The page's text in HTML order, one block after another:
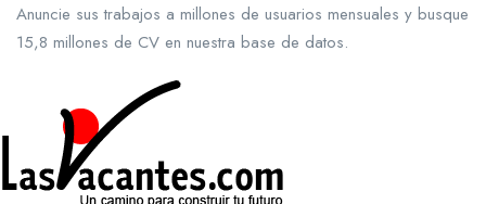
Anuncie sus trabajos a millones de usuarios mensuales y busque
15,8 millones de CV en nuestra base de datos.